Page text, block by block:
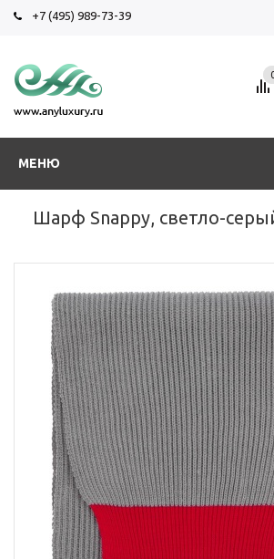
+7 (495) 989-73-39
МЕНЮ
Шарф Snappy, светло-